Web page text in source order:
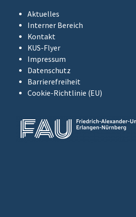
Aktuelles
Interner Bereich
Kontakt
KUS-Flyer
Impressum
Datenschutz
Barrierefreiheit
Cookie-Richtlinie (EU)